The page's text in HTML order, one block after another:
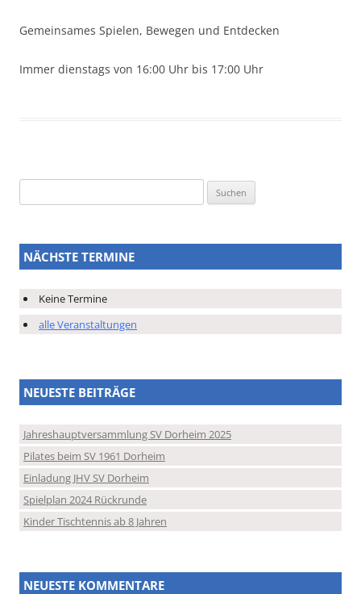
Gemeinsames Spielen, Bewegen und Entdecken
Immer dienstags von 16:00 Uhr bis 17:00 Uhr
nach:
NÄCHSTE TERMINE
Keine Termine
alle Veranstaltungen
NEUESTE BEITRÄGE
Jahreshauptversammlung SV Dorheim 2025
Pilates beim SV 1961 Dorheim
Einladung JHV SV Dorheim
Spielplan 2024 Rückrunde
Kinder Tischtennis ab 8 Jahren
NEUESTE KOMMENTARE